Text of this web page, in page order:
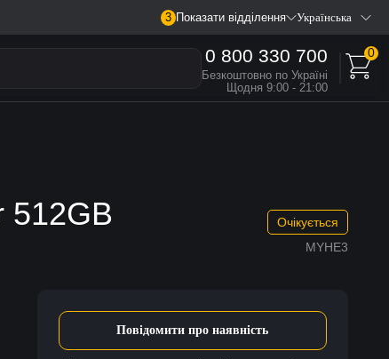
3 Показати відділення Українська
0 800 330 700
Безкоштовно по Україні
Щодня 9:00 - 21:00
0
512GB
MYHE3
Очікується
Повідомити про наявність